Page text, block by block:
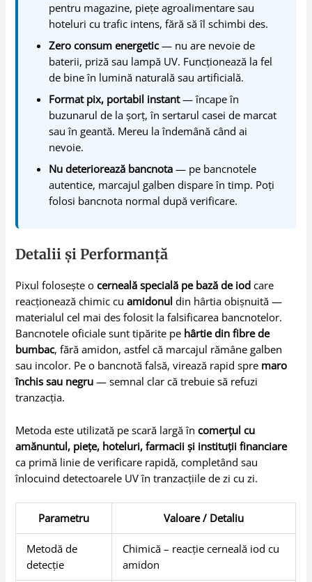
pentru magazine, piețe agroalimentare sau
hoteluri cu trafic intens, fără să îl schimbi des.
Zero consum energetic— nu are nevoie de
baterii, priză sau lampă UV. Funcționează la fel
de bine în lumină naturală sau artificială.
Format pix, portabil instant— încape în
buzunarul de la șorț, în sertarul casei de marcat
sau în geantă. Mereu la îndemână când ai
nevoie.
Nu deteriorează bancnota — pe bancnotele
autentice, marcajul galben dispare în timp. Poți
folosi bancnota normal după verificare.
Detalii și Performanță
Pixul folosește ocerneală specială pe bază de iod care
reacționează chimic cuamidonul din hârtia obișnuită —
materialul cel mai des folosit la falsificarea bancnotelor.
Bancnotele oficiale sunt tipărite pe hârtie din fibre de
bumbac, fără amidon, astfel că marcajul rămâne galben
sau incolor. Pe o bancnotă falsă, virează rapid spre maro
închis sau negru — semnal clar că trebuie să refuzi
tranzacția.
Metoda este utilizată pe scară largă încomerțul cu
amănuntul, piețe, hoteluri, farmacii și instituții financiare
ca primă linie de verificare rapidă, completând sau
înlocuind detectoarele UV în tranzacțiile de zi cu zi.
Parametru Valoare / Detaliu
Metodă de
detecție
Chimică – reacție cerneală iod cu
amidon